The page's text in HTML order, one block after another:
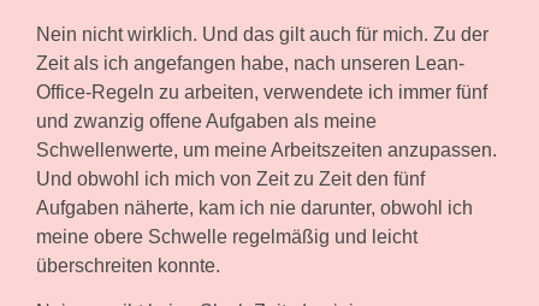
Nein nicht wirklich. Und das gilt auch für mich. Zu der
Zeit als ich angefangen habe, nach unseren Lean-
Office-Regeln zu arbeiten, verwendete ich immer fünf
und zwanzig offene Aufgaben als meine
Schwellenwerte, um meine Arbeitszeiten anzupassen.
Und obwohl ich mich von Zeit zu Zeit den fünf
Aufgaben näherte, kam ich nie darunter, obwohl ich
meine obere Schwelle regelmäßig und leicht
überschreiten konnte.